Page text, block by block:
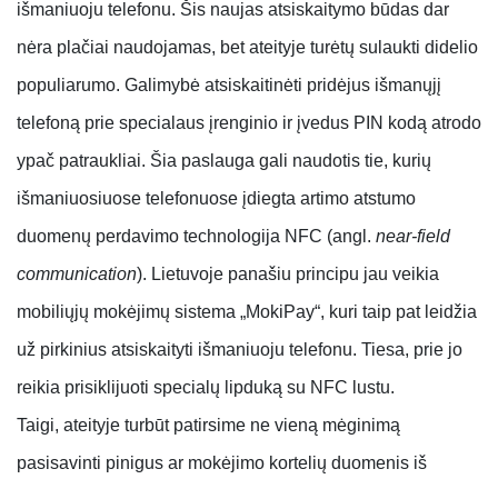
išmaniuoju telefonu. Šis naujas atsiskaitymo būdas dar
nėra plačiai naudojamas, bet ateityje turėtų sulaukti didelio
populiarumo. Galimybė atsiskaitinėti pridėjus išmanųjį
telefoną prie specialaus įrenginio ir įvedus PIN kodą atrodo
ypač patraukliai. Šia paslauga gali naudotis tie, kurių
išmaniuosiuose telefonuose įdiegta artimo atstumo
duomenų perdavimo technologija NFC (angl. near-field
communication). Lietuvoje panašiu principu jau veikia
mobiliųjų mokėjimų sistema „MokiPay“, kuri taip pat leidžia
už pirkinius atsiskaityti išmaniuoju telefonu. Tiesa, prie jo
reikia prisiklijuoti specialų lipduką su NFC lustu.
Taigi, ateityje turbūt patirsime ne vieną mėginimą
pasisavinti pinigus ar mokėjimo kortelių duomenis iš